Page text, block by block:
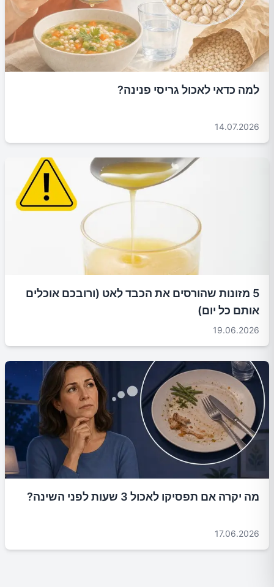
למה כדאי לאכול גריסי פנינה?
14.07.2026
5 מזונות שהורסים את הכבד לאט (ורובכם אוכלים
אותם כל יום)
19.06.2026
מה יקרה אם תפסיקו לאכול 3 שעות לפני השינה?
17.06.2026